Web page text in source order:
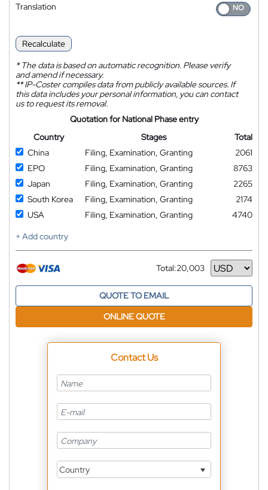
Translation
Recalculate
*The data is based on automatic recognition. Please verify
and amend if necessary.
**IP-Coster compiles data from publicly available sources. If
this data includes your personal information, you can contact
us to request its removal.
Quotation for National Phase entry
Country
Stages
Total
China
Filing, Examination, Granting
2061
EPO
Filing, Examination, Granting
8763
Japan
Filing, Examination, Granting
2265
South Korea
Filing, Examination, Granting
2174
USA
Filing, Examination, Granting
4740
+ Add country
Total:20,003
Currency
QUOTE TO EMAIL
ONLINE QUOTE
Contact Us
Country